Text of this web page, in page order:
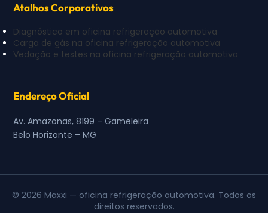
Atalhos Corporativos
Diagnóstico em oficina refrigeração automotiva
Carga de gás na oficina refrigeração automotiva
Vedação e testes na oficina refrigeração automotiva
Endereço Oficial
Av. Amazonas, 8199 – Gameleira
Belo Horizonte – MG
© 2026 Maxxi — oficina refrigeração automotiva. Todos os
direitos reservados.